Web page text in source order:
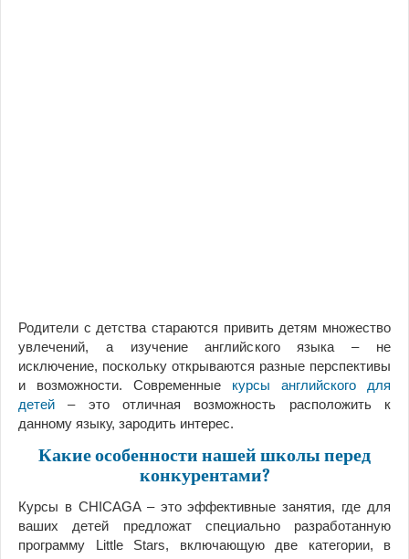
Родители с детства стараются привить детям множество
увлечений, а изучение английского языка – не
исключение, поскольку открываются разные перспективы
и возможности. Современные курсы английского для
детей – это отличная возможность расположить к
данному языку, зародить интерес.
Какие особенности нашей школы перед
конкурентами?
Курсы в CHICAGA – это эффективные занятия, где для
ваших детей предложат специально разработанную
программу Little Stars, включающую две категории, в